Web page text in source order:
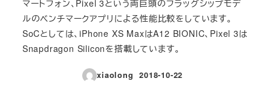
マートフォン、Pixel 3という両巨頭のフラッグシップモデ
ルのベンチマークアプリによる性能比較をしています。
SoCとしては、iPhone XS MaxはA12 BIONIC、Pixel 3は
Snapdragon Siliconを搭載しています。
xiaolong
投稿日
2018-10-22